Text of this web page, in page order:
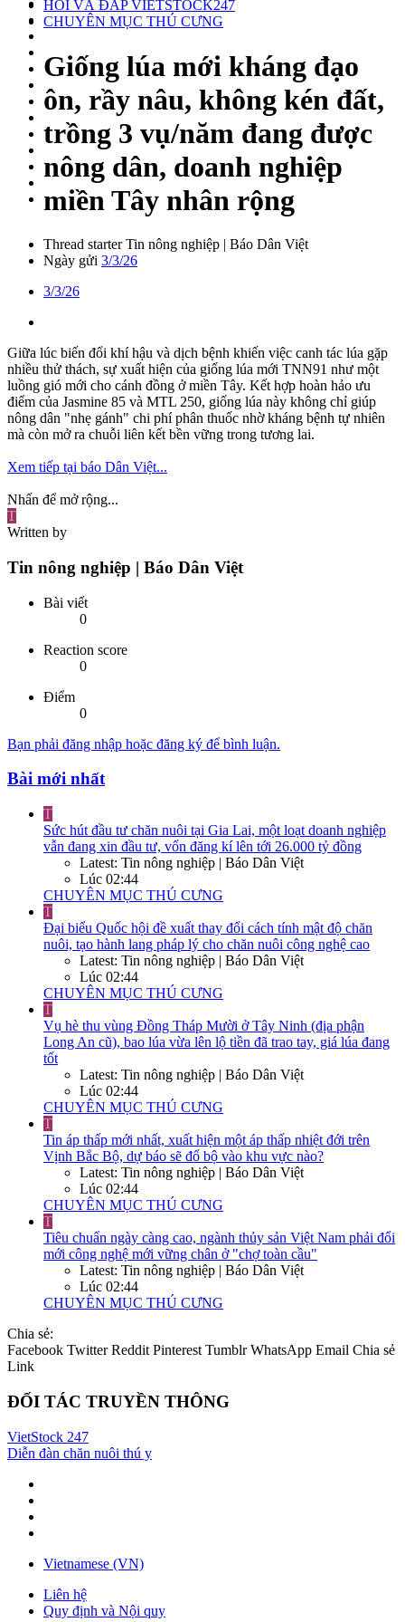
HỎI VÀ ĐÁP VIETSTOCK247
CHUYÊN MỤC THÚ CƯNG
Giống lúa mới kháng đạo
ôn, rầy nâu, không kén đất,
trồng 3 vụ/năm đang được
nông dân, doanh nghiệp
miền Tây nhân rộng
Thread starter Tin nông nghiệp | Báo Dân Việt
Ngày gửi 3/3/26
3/3/26
Giữa lúc biến đổi khí hậu và dịch bệnh khiến việc canh tác lúa gặp
nhiều thử thách, sự xuất hiện của giống lúa mới TNN91 như một
luồng gió mới cho cánh đồng ở miền Tây. Kết hợp hoàn hảo ưu
điểm của Jasmine 85 và MTL 250, giống lúa này không chỉ giúp
nông dân "nhẹ gánh" chi phí phân thuốc nhờ kháng bệnh tự nhiên
mà còn mở ra chuỗi liên kết bền vững trong tương lai.
Xem tiếp tại báo Dân Việt...
Nhấn để mở rộng...
T
Written by
Tin nông nghiệp | Báo Dân Việt
Bài viết
0
Reaction score
0
Điểm
0
Bạn phải đăng nhập hoặc đăng ký để bình luận.
Bài mới nhất
T
Sức hút đầu tư chăn nuôi tại Gia Lai, một loạt doanh nghiệp
vẫn đang xin đầu tư, vốn đăng kí lên tới 26.000 tỷ đồng
Latest: Tin nông nghiệp | Báo Dân Việt
Lúc 02:44
CHUYÊN MỤC THÚ CƯNG
T
Đại biểu Quốc hội đề xuất thay đổi cách tính mật độ chăn
nuôi, tạo hành lang pháp lý cho chăn nuôi công nghệ cao
Latest: Tin nông nghiệp | Báo Dân Việt
Lúc 02:44
CHUYÊN MỤC THÚ CƯNG
T
Vụ hè thu vùng Đồng Tháp Mười ở Tây Ninh (địa phận
Long An cũ), bao lúa vừa lên lộ tiền đã trao tay, giá lúa đang
tốt
Latest: Tin nông nghiệp | Báo Dân Việt
Lúc 02:44
CHUYÊN MỤC THÚ CƯNG
T
Tin áp thấp mới nhất, xuất hiện một áp thấp nhiệt đới trên
Vịnh Bắc Bộ, dự báo sẽ đổ bộ vào khu vực nào?
Latest: Tin nông nghiệp | Báo Dân Việt
Lúc 02:44
CHUYÊN MỤC THÚ CƯNG
T
Tiêu chuẩn ngày càng cao, ngành thủy sản Việt Nam phải đổi
mới công nghệ mới vững chân ở "chợ toàn cầu"
Latest: Tin nông nghiệp | Báo Dân Việt
Lúc 02:44
CHUYÊN MỤC THÚ CƯNG
Chia sẻ:
Facebook Twitter Reddit Pinterest Tumblr WhatsApp Email Chia sẻ
Link
ĐỐI TÁC TRUYỀN THÔNG
VietStock 247
Diễn đàn chăn nuôi thú y
Vietnamese (VN)
Liên hệ
Quy định và Nội quy